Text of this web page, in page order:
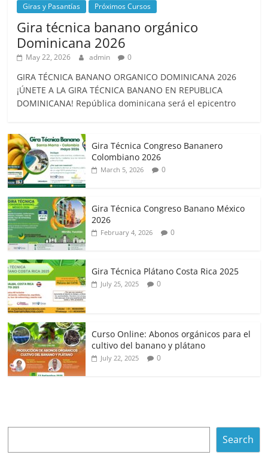
Giras y Pasantías Próximos Cursos
Gira técnica banano orgánico
Dominicana 2026
May 22, 2026 admin 0
GIRA TÉCNICA BANANO ORGANICO DOMINICANA 2026
¡ÚNETE A LA GIRA TÉCNICA BANANO EN REPUBLICA
DOMINICANA! República dominicana será el epicentro
Gira Técnica Congreso Bananero
Colombiano 2026
March 5, 2026 0
Gira Técnica Congreso Banano México
2026
February 4, 2026 0
Gira Técnica Plátano Costa Rica 2025
July 25, 2025 0
Curso Online: Abonos orgánicos para el
cultivo del banano y plátano
July 22, 2025 0
Search